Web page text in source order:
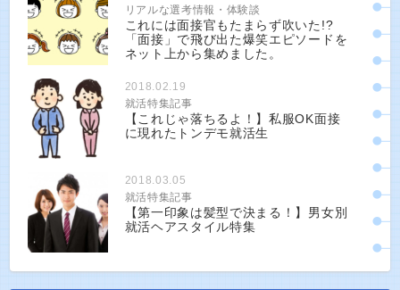
リアルな選考情報・体験談
これには面接官もたまらず吹いた!?
「面接」で飛び出た爆笑エピソードを
ネット上から集めました。
2018.02.19
就活特集記事
【これじゃ落ちるよ！】私服OK面接
に現れたトンデモ就活生
2018.03.05
就活特集記事
【第一印象は髪型で決まる！】男女別
就活ヘアスタイル特集